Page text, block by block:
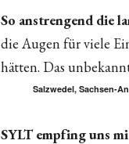
So anstrengend die
die Augen für viele
hätten. Das
Salzwedel, Sachsen-
SYLT empfing uns